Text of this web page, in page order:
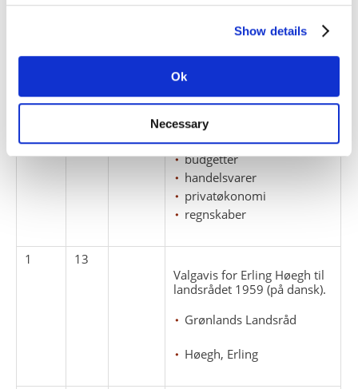
Show details
Ok
Necessary
Diverse breve og
såvel privat som mere
officiel økonomi og
varebestilling.
breve
budgetter
handelsvarer
privatøkonomi
regnskaber
1
13
Valgavis for Erling Høegh til
landsrådet 1959 (på dansk).
Grønlands Landsråd
Høegh, Erling